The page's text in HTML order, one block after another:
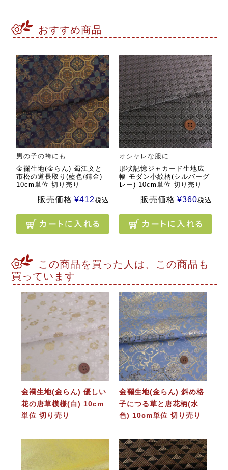
おすすめ商品
男の子の袴にも
金襴生地(金らん) 蜀江文と
市松の道長取り(藍色/錆金)
10cm単位 切り売り
販売価格 ¥412税込
オシャレな服に
形状記憶ジャカード生地広
幅 モダン小紋柄(シルバーグ
レー) 10cm単位 切り売り
販売価格 ¥360税込
この商品を買った人は、この商品も
買っています
金襴生地(金らん) 優しい
花の唐草模様(白) 10cm
単位 切り売り
金襴生地(金らん) 斜め格
子につる草と唐花柄(水
色) 10cm単位 切り売り